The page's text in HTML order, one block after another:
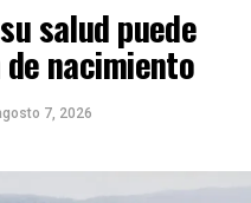
salud puede
nacimiento
7, 2026